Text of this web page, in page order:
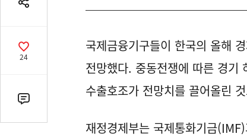
공
기
공
감
24
댓
글
국제금융기구들이 한국의 올해
전망했다. 중동전쟁에 따른 경기
수출호조가 전망치를 끌어올린
재정경제부는 국제통화기금